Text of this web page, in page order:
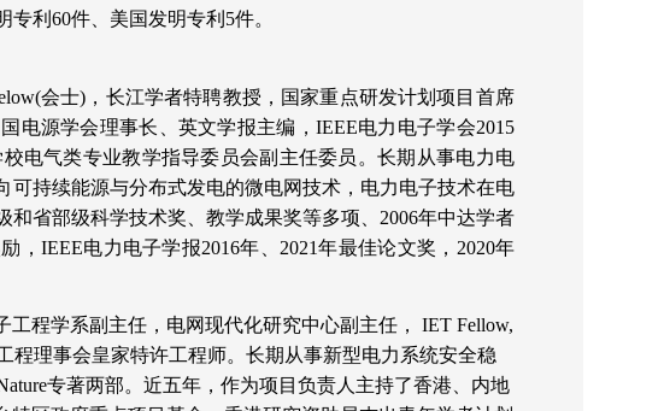
利60件、美国发明专利5件。
会士)，长江学者特聘教授，国家重点研发计划项目首席
电源学会理事长、英文学报主编，IEEE电力电子学会2015
电气类专业教学指导委员会副主任委员。长期从事电力电
持续能源与分布式发电的微电网技术，电力电子技术在电
省部级科学技术奖、教学成果奖等多项、2006年中达学者
，IEEE电力电子学报2016年、2021年最佳论文奖，2020年
程学系副主任，电网现代化研究中心副主任，
IET Fellow,
程理事会皇家特许工程师。长期从事新型电力系统安全稳
专著两部。近五年，作为项目负责人主持了香港、内地